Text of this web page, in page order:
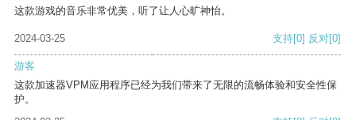
这款游戏的音乐非常优美，听了让人心旷神怡。
2024-03-25 支持[0] 反对[0]
游客
这款加速器VPM应用程序已经为我们带来了无限的流畅体验和安全性保
护。